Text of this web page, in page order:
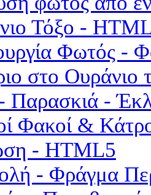
Τόξο -
Φωτός -
στο Ουράνιο
Παρασκιά -
Φακοί &
- HTML5
- Φράγμα